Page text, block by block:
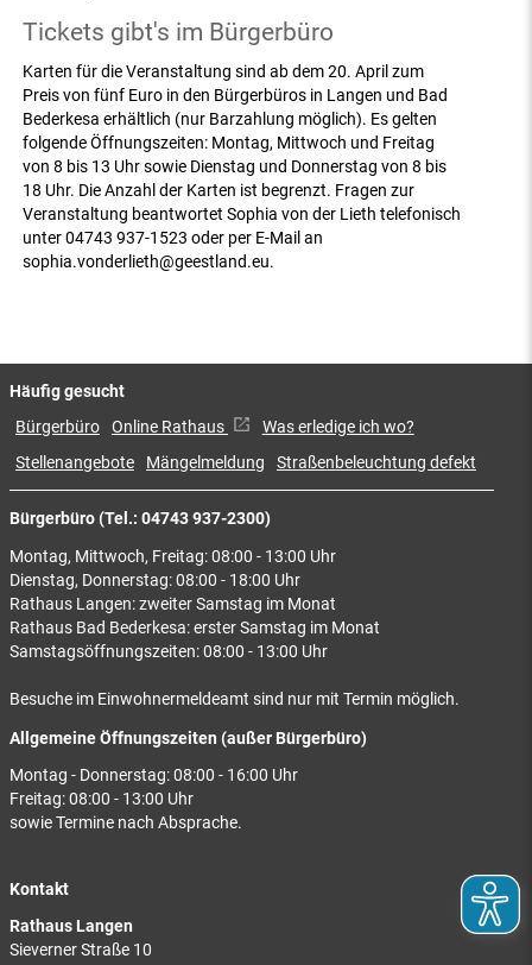
Tickets gibt's im Bürgerbüro
Karten für die Veranstaltung sind ab dem 20. April zum
Preis von fünf Euro in den Bürgerbüros in Langen und Bad
Bederkesa erhältlich (nur Barzahlung möglich). Es gelten
folgende Öffnungszeiten: Montag, Mittwoch und Freitag
von 8 bis 13 Uhr sowie Dienstag und Donnerstag von 8 bis
18 Uhr. Die Anzahl der Karten ist begrenzt. Fragen zur
Veranstaltung beantwortet Sophia von der Lieth telefonisch
unter 04743 937-1523 oder per E-Mail an
sophia.vonderlieth@geestland.eu.
Bürgerbüro (Tel.: 04743 937-2300)
Montag, Mittwoch, Freitag: 08:00 - 13:00 Uhr
Dienstag, Donnerstag: 08:00 - 18:00 Uhr
Rathaus Langen: zweiter Samstag im Monat
Rathaus Bad Bederkesa: erster Samstag im Monat
Samstagsöffnungszeiten: 08:00 - 13:00 Uhr
Besuche im Einwohnermeldeamt sind nur mit Termin möglich.
Allgemeine Öffnungszeiten (außer Bürgerbüro)
Montag - Donnerstag: 08:00 - 16:00 Uhr
Freitag: 08:00 - 13:00 Uhr
sowie Termine nach Absprache.
Kontakt
Rathaus Langen
Sieverner Straße 10
Häufig gesucht
Bürgerbüro Online Rathaus
Was erledige ich wo?
Stellenangebote
Mängelmeldung Straßenbeleuchtung defekt